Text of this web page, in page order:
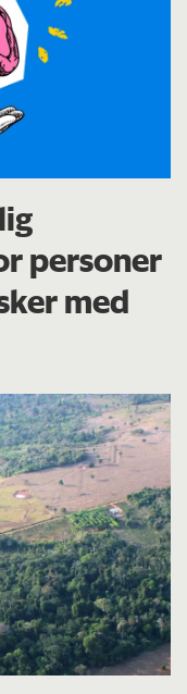
personer
med